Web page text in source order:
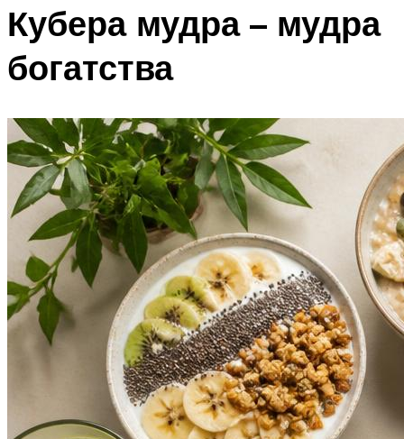
Кубера мудра – мудра
богатства